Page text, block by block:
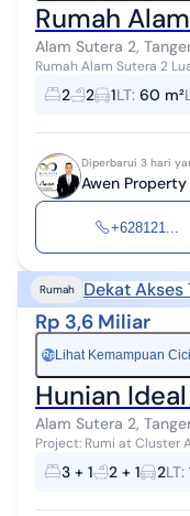
Rumah
Alam Sutera 2,
Rumah Alam Sutera 2
m² 2 Lantai Kamar Tidur
Bertahap Legali...
2 2 1LT: 60 m²
Diperbarui 3 hari
Awen Property
+628121...
Rumah Dekat
Rp 3,6 Miliar
Rp Lihat Kemampuan
Hunian
Alam Sutera 2,
Project: Rumi at Cluster Aruna Kondisi rumah baru
m2 Luas bangunan 121 m2 3
Modern Tropical ...
3 + 1 2 + 1 2LT: